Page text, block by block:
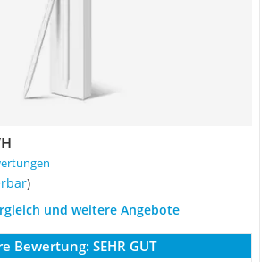
)
und weitere Angebote
Bewertung: SEHR GUT